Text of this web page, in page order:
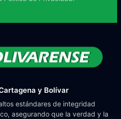
y Bolívar
estándares de integridad
asegurando que la verdad y la